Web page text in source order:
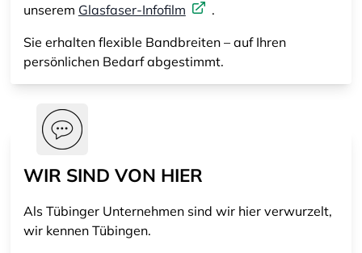
unserem Glasfaser-Infofilm
.
Sie erhalten flexible Bandbreiten – auf Ihren
persönlichen Bedarf abgestimmt.
WIR SIND VON HIER
Als Tübinger Unternehmen sind wir hier verwurzelt,
wir kennen Tübingen.